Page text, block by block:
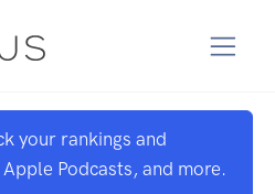
your rankings and
Podcasts, and more.